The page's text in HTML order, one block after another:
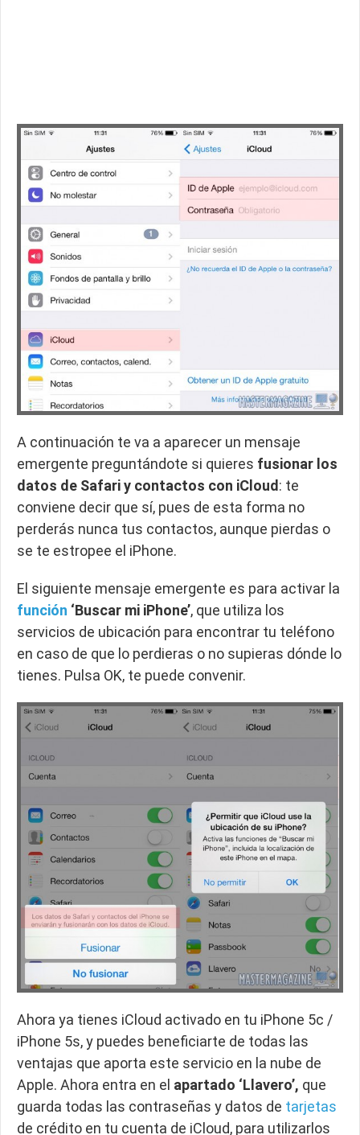
A continuación te va a aparecer un mensaje
emergente preguntándote si quieres fusionar los
datos de Safari y contactos con iCloud: te
conviene decir que sí, pues de esta forma no
perderás nunca tus contactos, aunque pierdas o
se te estropee el iPhone.
El siguiente mensaje emergente es para activar la
función ‘Buscar mi iPhone’, que utiliza los
servicios de ubicación para encontrar tu teléfono
en caso de que lo perdieras o no supieras dónde lo
tienes. Pulsa OK, te puede convenir.
Ahora ya tienes iCloud activado en tu iPhone 5c /
iPhone 5s, y puedes beneficiarte de todas las
ventajas que aporta este servicio en la nube de
Apple. Ahora entra en el apartado ‘Llavero’, que
guarda todas las contraseñas y datos de tarjetas
de crédito en tu cuenta de iCloud, para utilizarlos